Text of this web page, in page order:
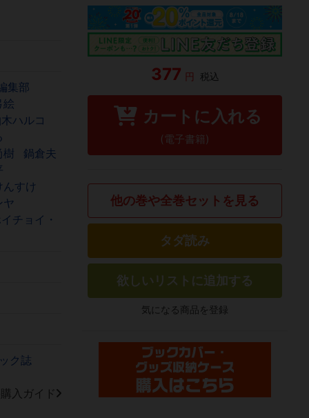
集部
絵
ハルコ
樹
鍋倉夫
すけ
ヤ
チョイ・
ク誌
入ガイド
377 円 税込
カートに入れる
(電子書籍)
他の巻や全巻セットを見る
タダ読み
欲しいリストに追加する
気になる商品を登録